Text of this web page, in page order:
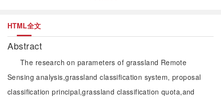
HTML全文
Abstract
The research on parameters of grassland Remote
Sensing analysis,grassland classification system, proposal
classification principal,grassland classification quota,and